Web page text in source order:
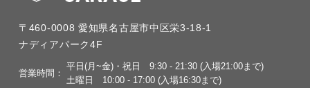
〒460-0008 愛知県名古屋市中区栄3-18-1
ナディアパーク4F
営業時間：
平日(月~金)・祝日
9:30 - 21:30 (入場21:00まで)
土曜日
10:00 - 17:00 (入場16:30まで)